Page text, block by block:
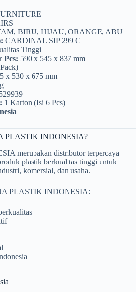
BIRU, HIJAU, ORANGE, ABU
CARDINAL SIP 299 C
Tinggi
Pcs: 590 x 545 x 837 mm
x 530 x 675 mm
1 Karton (Isi 6 Pcs)
PLASTIK INDONESIA?
merupakan distributor terpercaya
plastik berkualitas tinggi untuk
komersial, dan usaha.
PLASTIK INDONESIA: